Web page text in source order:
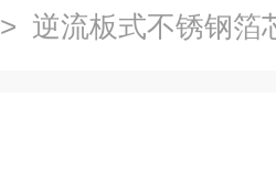
> 逆流板式不锈钢箔